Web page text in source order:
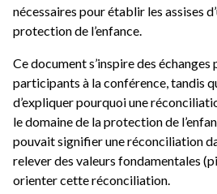
nécessaires pour établir les assises
protection de l’enfance.
Ce document s’inspire des échanges
participants à la conférence, tandis
d’expliquer pourquoi une
le domaine de la protection de
pouvait signifier une réconciliation
relever des valeurs fondamentales
orienter cette réconciliation.